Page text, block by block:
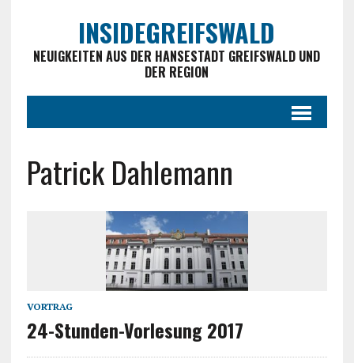
INSIDEGREIFSWALD
NEUIGKEITEN AUS DER HANSESTADT GREIFSWALD UND
DER REGION
Patrick Dahlemann
VORTRAG
24-Stunden-Vorlesung 2017